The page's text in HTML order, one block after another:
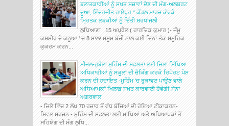
ਬਲਾਤਕਾਰੀਆਂ ਨੂੰ ਸਖ਼ਤ ਸਜ਼ਾਵਾਂ ਦੇਣ ਦੀ ਮੰਗ-ਅਲਬਰਟ
ਦੂਆ, ਇੰਦਰਜੀਤ ਰਾਏਪੁਰ * ਕੈਂਡਲ ਮਾਰਚ ਕੱਢਕੇ
ਮ੍ਰਿਤਕ ਲੜਕੀਆਂ ਨੂੰ ਦਿੱਤੀ ਸ਼ਰਧਾਂਜਲੀ
ਲੁਧਿਆਣਾ , 15 ਅਪ੍ਰੈਲ ( ਹਾਰਦਿਕ ਕੁਮਾਰ )- ਜੰਮੂ
ਕਸ਼ਮੀਰ ਦੇ ਕਠੂਆ ' ਚ 8 ਸਾਲਾ ਮਸੂਮ ਬੱਚੀ ਨਾਲ ਕਈ ਦਿਨਾਂ ਤੱਕ ਸਮੂਹਿਕ
ਕੁਕਰਮ ਕਰਨ...
ਮੀਜ਼ਲ-ਰੁਬੈਲਾ ਮੁਹਿੰਮ ਦੀ ਸਫ਼ਲਤਾ ਲਈ ਜ਼ਿਲਾ ਸਿੱਖਿਆ
ਅਧਿਕਾਰੀਆਂ ਨੂੰ ਸਕੂਲਾਂ ਦੀ ਚੈਕਿੰਗ ਕਰਕੇ ਰਿਪੋਰਟ ਪੇਸ਼
ਕਰਨ ਦੀ ਹਦਾਇਤ -ਮੁਹਿੰਮ 'ਚ ਰੁਕਾਵਟ ਪਾਉਣ ਵਾਲੇ
ਅਧਿਆਪਕਾਂ ਖਿਲਾਫ਼ ਸਖ਼ਤ ਕਾਰਵਾਈ ਹੋਵੇਗੀ-ਸ਼ੇਨਾ
ਅਗਰਵਾਲ
- ਜ਼ਿਲੇ ਵਿੱਚ 2 ਲੱਖ 70 ਹਜ਼ਾਰ ਤੋਂ ਵੱਧ ਬੱਚਿਆਂ ਦੀ ਹੋਇਆ ਟੀਕਾਕਰਨ-
ਸਿਵਲ ਸਰਜਨ - ਮੁਹਿੰਮ ਦੀ ਸਫ਼ਲਤਾ ਲਈ ਮਾਪਿਆਂ ਅਤੇ ਅਧਿਆਪਕਾਂ ਤੋਂ
ਸਹਿਯੋਗ ਦੀ ਮੰਗ ਲੁਧਿ...